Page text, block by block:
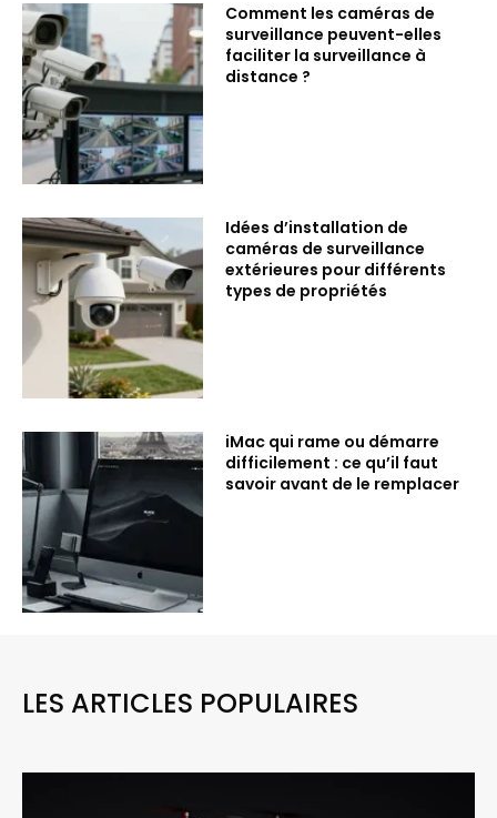
Comment les caméras de
surveillance peuvent-elles
faciliter la surveillance à
distance ?
Idées d’installation de
caméras de surveillance
extérieures pour différents
types de propriétés
iMac qui rame ou démarre
difficilement : ce qu’il faut
savoir avant de le remplacer
LES ARTICLES POPULAIRES